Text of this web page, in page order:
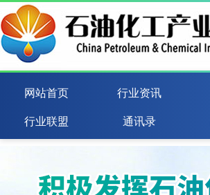
网站首页 行业资讯
行业联盟 通讯录